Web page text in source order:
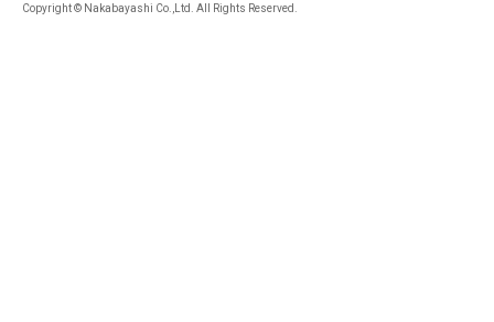
Copyright © Nakabayashi Co.,Ltd. All Rights Reserved.